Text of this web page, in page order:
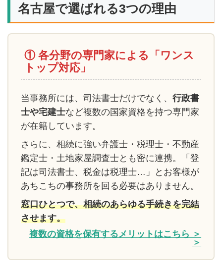
名古屋で選ばれる3つの理由
① 各分野の専門家による「ワンス
トップ対応」
当事務所には、司法書士だけでなく、 行政書
士や宅建士など複数の国家資格を持つ専門家
が在籍しています。
さらに、相続に強い弁護士・税理士・不動産
鑑定士・土地家屋調査士とも密に連携。「登
記は司法書士、税金は税理士…」とお客様が
あちこちの事務所を回る必要はありません。
窓口ひとつで、相続のあらゆる手続きを完結
させます。
複数の資格を保有するメリットはこちら ＞
＞